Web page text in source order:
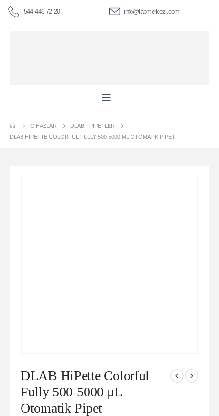
544 446 72 20 info@labmerkezi.com
CIHAZLAR DLAB
PIPETLER
DLAB HIPETTE COLORFUL FULLY 500-5000 ΜL OTOMATIK PIPET
DLAB HiPette Colorful
Fully 500-5000 μL
Otomatik Pipet